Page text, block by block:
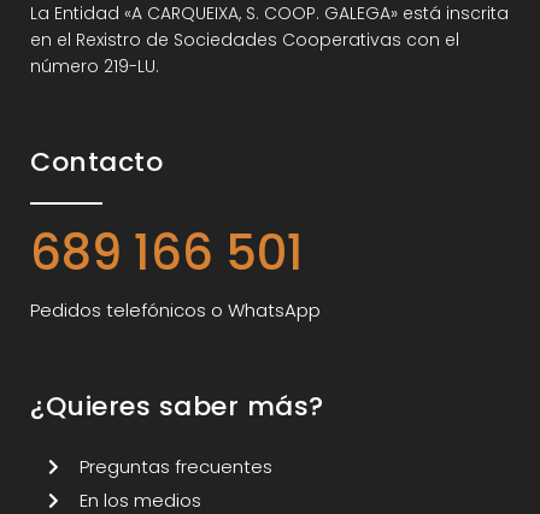
La Entidad «A CARQUEIXA, S. COOP. GALEGA» está inscrita
en el Rexistro de Sociedades Cooperativas con el
número 219-LU.
Contacto
689 166 501
Pedidos telefónicos o WhatsApp
¿Quieres saber más?
Preguntas frecuentes
En los medios